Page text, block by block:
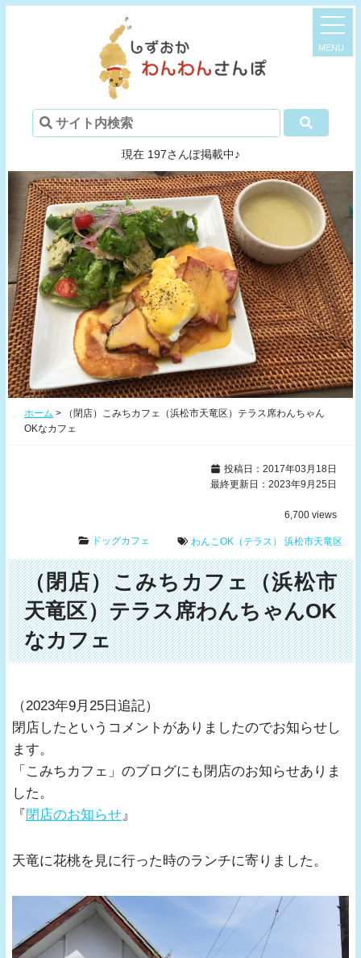
現在 197さんぽ掲載中♪
ホーム >
（閉店）こみちカフェ（浜松市天竜区）テラス席わんちゃん
OKなカフェ
投稿日：2017年03月18日
最終更新日：2023年9月25日
6,700 views
わんこOK（テラス） 浜松市天竜区
ドッグカフェ
（閉店）こみちカフェ（浜松市
天竜区）テラス席わんちゃんOK
なカフェ
（2023年9月25日追記）
閉店したというコメントがありましたのでお知らせし
ます。
「こみちカフェ」のブログにも閉店のお知らせありま
した。
『 閉店のお知らせ』
天竜に花桃を見に行った時のランチに寄りました。